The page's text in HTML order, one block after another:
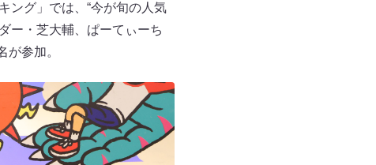
ング」では、“今が旬の人気
ー・芝大輔、ぱーてぃーち
参加。